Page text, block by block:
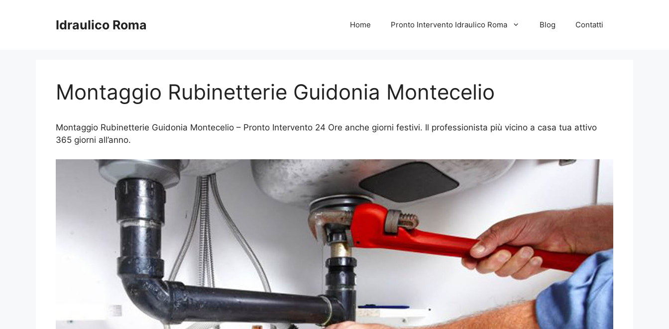
Idraulico Roma Home Pronto Intervento Idraulico Roma Blog Contatti
Montaggio Rubinetterie Guidonia Montecelio
Montaggio Rubinetterie Guidonia Montecelio – Pronto Intervento 24 Ore anche giorni festivi. Il professionista più vicino a casa tua attivo
365 giorni all’anno.